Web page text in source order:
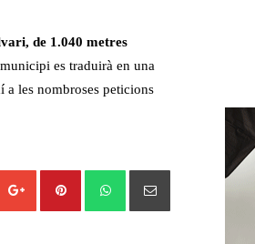
de 1.040 metres
es traduirà en una
les nombroses peticions